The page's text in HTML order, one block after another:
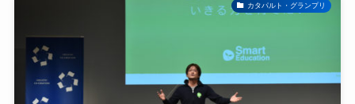
カタパルト・グランプリ